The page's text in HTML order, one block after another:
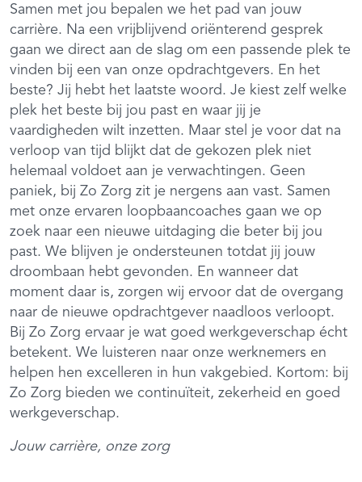
Samen met jou bepalen we het pad van jouw
carrière. Na een vrijblijvend oriënterend gesprek
gaan we direct aan de slag om een passende plek te
vinden bij een van onze opdrachtgevers. En het
beste? Jij hebt het laatste woord. Je kiest zelf welke
plek het beste bij jou past en waar jij je
vaardigheden wilt inzetten. Maar stel je voor dat na
verloop van tijd blijkt dat de gekozen plek niet
helemaal voldoet aan je verwachtingen. Geen
paniek, bij Zo Zorg zit je nergens aan vast. Samen
met onze ervaren loopbaancoaches gaan we op
zoek naar een nieuwe uitdaging die beter bij jou
past. We blijven je ondersteunen totdat jij jouw
droombaan hebt gevonden. En wanneer dat
moment daar is, zorgen wij ervoor dat de overgang
naar de nieuwe opdrachtgever naadloos verloopt.
Bij Zo Zorg ervaar je wat goed werkgeverschap écht
betekent. We luisteren naar onze werknemers en
helpen hen excelleren in hun vakgebied. Kortom: bij
Zo Zorg bieden we continuïteit, zekerheid en goed
werkgeverschap.
Jouw carrière, onze zorg